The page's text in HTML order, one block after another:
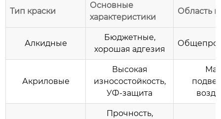
Тип краски
Основные
характеристики
Область
Алкидные
Бюджетные,
хорошая адгезия
Акриловые
Высокая
износостойкость,
УФ-защита
Прочность,